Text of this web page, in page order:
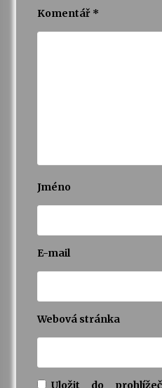
Komentář *
Jméno
E-mail
Webová stránka
Uložit do